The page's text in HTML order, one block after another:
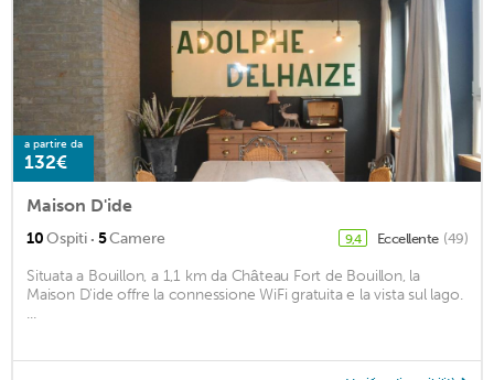
a partire da
132€
Maison D'ide
10Ospiti · 5Camere 9,4 Eccellente (49)
Situata a Bouillon, a 1,1 km da Château Fort de Bouillon, la
Maison D'ide offre la connessione WiFi gratuita e la vista sul lago.
...